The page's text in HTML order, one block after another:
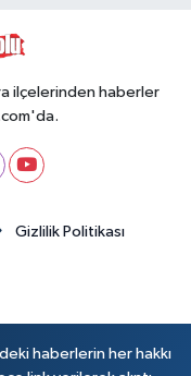
ilçelerinden haberler
Gizlilik Politikası
haberlerin her hakkı